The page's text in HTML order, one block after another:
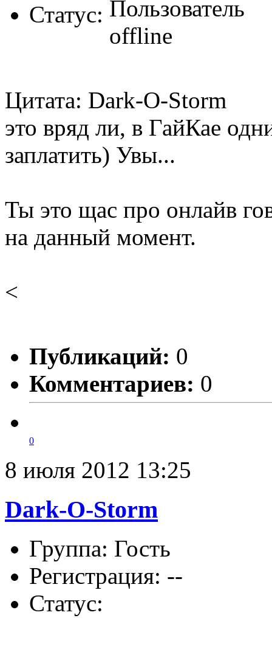
Статус:
Цитата: Dark-O-Storm
это вряд ли, в ГайКае
заплатить) Увы...
Ты это щас про онлайв
на данный момент.
<
Публикаций: 0
Комментариев: 0
0
8 июля 2012 13:25
Dark-O-Storm
Группа: Гость
Регистрация: --
Статус: